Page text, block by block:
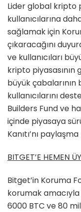
Lider global kripto
kullanıcılarına
sağlamak için
çıkaracağını
ve kullanıcıları
kripto
büyük çabalarının
kullanıcılarını
Builders Fund ve
içinde piyasaya
Kanıtı’nı
BITGET’E HEMEN
Bitget’in Koruma
korumak amacıyla
6000 BTC ve 80